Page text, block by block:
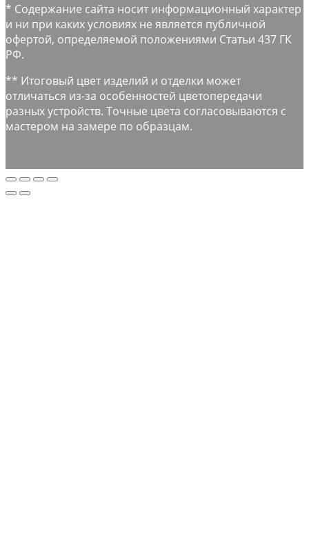
* Содержание сайта носит информационный характер
и ни при каких условиях не является публичной
офертой, определяемой положениями Статьи 437 ГК
РФ.
** Итоговый цвет изделий и отделки может
отличаться из-за особенностей цветопередачи
разных устройств. Точные цвета согласовываются с
мастером на замере по образцам.